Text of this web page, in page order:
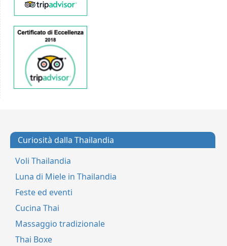
Curiosità dalla Thailandia
Voli Thailandia
Luna di Miele in Thailandia
Feste ed eventi
Cucina Thai
Massaggio tradizionale
Thai Boxe